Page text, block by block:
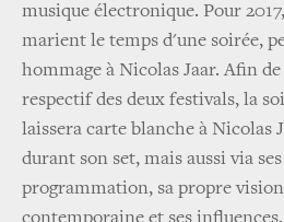
musique électronique. Pour
marient le temps d'une soirée,
hommage à Nicolas Jaar. Afin
respectif des deux festivals, la
laissera carte blanche à Nicolas
durant son set, mais aussi via
programmation, sa propre